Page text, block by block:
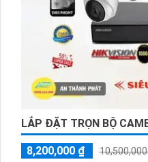
LẮP ĐẶT TRỌN BỘ
8,200,000 ₫